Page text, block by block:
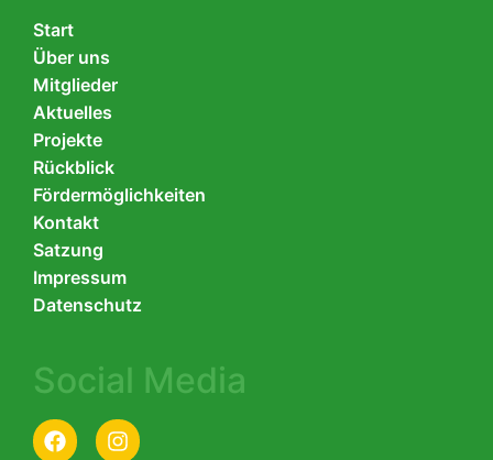
Start
Über uns
Mitglieder
Aktuelles
Projekte
Rückblick
Fördermöglichkeiten
Kontakt
Satzung
Impressum
Datenschutz
Social Media